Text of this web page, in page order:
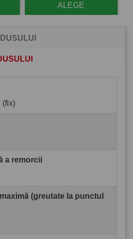
ALEGE
(fix)
a remorcii
(greutate la punctul